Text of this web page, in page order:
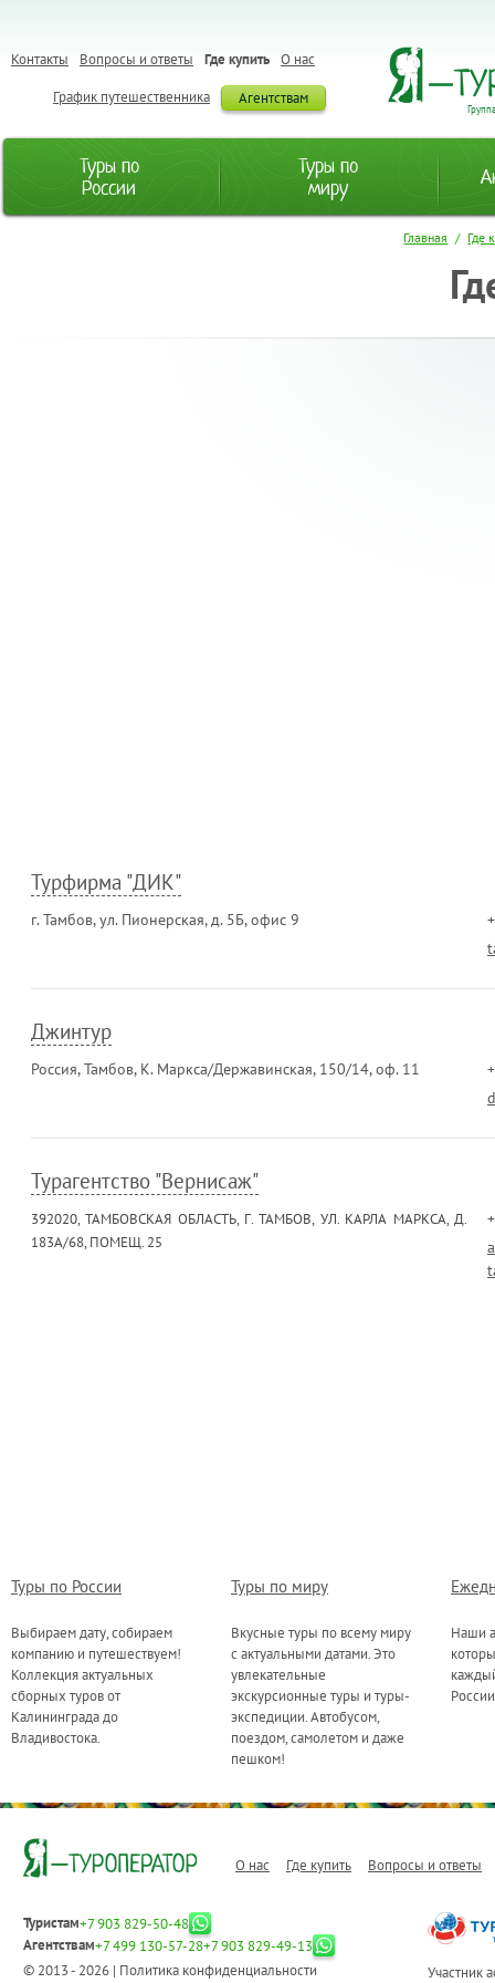
О нас
Где купить
Вопросы и ответы
Контакты
Агентствам
График путешественника
Туры по
России
Туры по
миру
Главная / Где
Турфирма "ДИК"
г. Тамбов, ул. Пионерская, д. 5Б, офис 9
Джинтур
Россия, Тамбов, К. Маркса/Державинская, 150/14, оф. 11
Турагентство "Вернисаж"
392020, ТАМБОВСКАЯ ОБЛАСТЬ, Г. ТАМБОВ, УЛ. КАРЛА МАРКСА, Д.
183А/68, ПОМЕЩ. 25
Туры по России
Выбираем дату, собираем
компанию и путешествуем!
Коллекция актуальных
сборных туров от
Калининграда до
Владивостока.
Туры по миру
Вкусные туры по всему миру
с актуальными датами. Это
увлекательные
экскурсионные туры и туры-
экспедиции. Автобусом,
поездом, самолетом и даже
пешком!
Наши
О нас Где купить Вопросы и ответы
Туристам+7 903 829-50-48
Агентствам+7 499 130-57-28+7 903 829-49-13
© 2013 - 2026 | Политика конфиденциальности Участник